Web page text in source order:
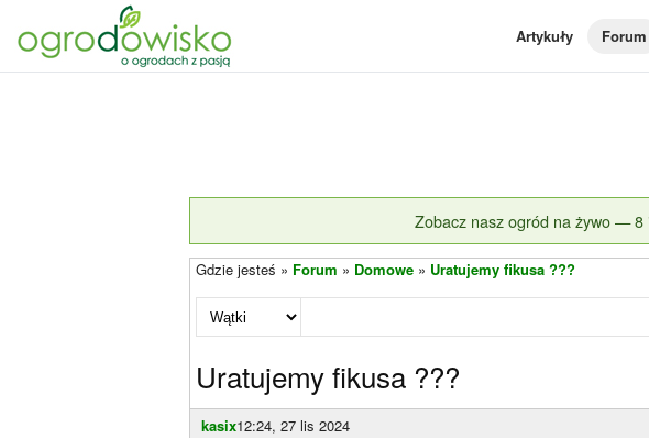
Artykuły Forum
Zobacz nasz ogród na żywo — 8
Gdzie jesteś » Forum » Domowe » Uratujemy fikusa ???
Uratujemy fikusa ???
kasix12:24, 27 lis 2024